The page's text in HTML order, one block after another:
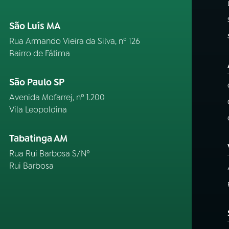
São Luís MA
Rua Armando Vieira da Silva, nº 126
Bairro de Fátima
São Paulo SP
Avenida Mofarrej, nº 1.200
Vila Leopoldina
Tabatinga AM
Rua Rui Barbosa S/Nº
Rui Barbosa